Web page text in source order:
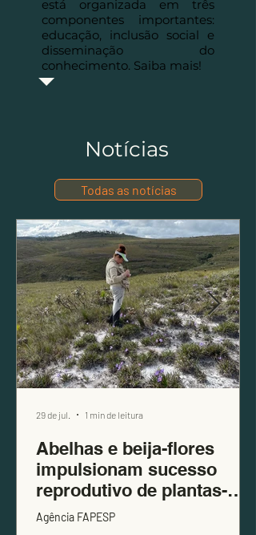
está organizada em três
componentes importantes:
educação, inclusão social e
disseminação do
conhecimento. Saiba mais!
Notícias
Todas as notícias
Abelhas e beija-flores
impulsionam sucesso
reprodutivo de plantas-
símbolo dos campos
Agência FAPESP
29 de jul. 1 min de leitura